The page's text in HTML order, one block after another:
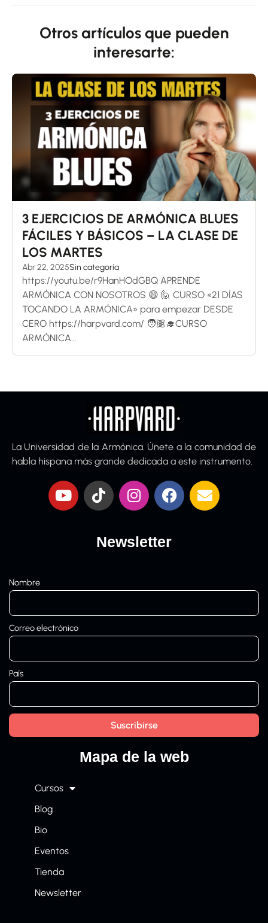
Otros artículos que pueden
interesarte:
3 EJERCICIOS DE ARMÓNICA BLUES
FÁCILES Y BÁSICOS – LA CLASE DE
LOS MARTES
Abr 22, 2025Sin categoría
https://youtu.be/r9HanHOdGBQ APRENDE
ARMÓNICA CON NOSOTROS 😄 🙋 CURSO «21 DÍAS
TOCANDO LA ARMÓNICA» para empezar DESDE
CERO https://harpvard.com/ 🧑🏽‍🎓CURSO
ARMÓNICA...
La Universidad de la Armónica. Únete a la comunidad de
habla hispana más grande dedicada a este instrumento.
Newsletter
Nombre
Correo electrónico
País
Mapa de la web
Cursos
Blog
Bio
Eventos
Tienda
Newsletter